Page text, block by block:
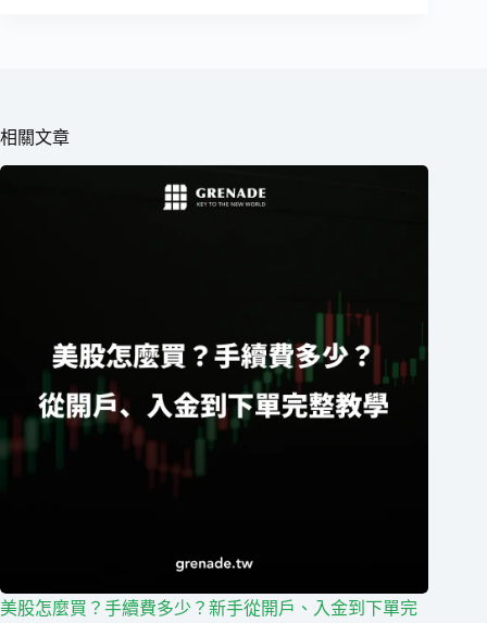
相關文章
美股怎麼買？手續費多少？新手從開戶、入金到下單完